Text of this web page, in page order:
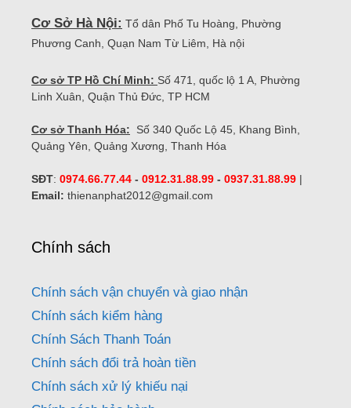
Cơ Sở Hà Nội: Tổ dân Phố Tu Hoàng, Phường
Phương Canh, Quạn Nam Từ Liêm, Hà nội
Cơ sở TP Hồ Chí Minh: Số 471, quốc lộ 1 A, Phường
Linh Xuân, Quận Thủ Đức, TP HCM
Cơ sở Thanh Hóa: Số 340 Quốc Lộ 45, Khang Bình,
Quảng Yên, Quảng Xương, Thanh Hóa
SĐT: 0974.66.77.44 - 0912.31.88.99 - 0937.31.88.99 |
Email: thienanphat2012@gmail.com
Chính sách
Chính sách vận chuyển và giao nhận
Chính sách kiểm hàng
Chính Sách Thanh Toán
Chính sách đổi trả hoàn tiền
Chính sách xử lý khiếu nại